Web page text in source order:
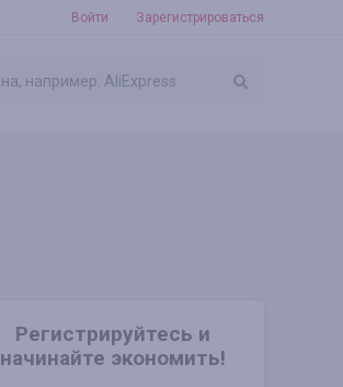
Войти Зарегистрироваться
Регистрируйтесь и
начинайте экономить!